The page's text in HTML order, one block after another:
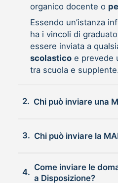
organico docente o
Essendo un’istanza
ha i vincoli di
essere inviata a
scolasticoe prevede
tra scuola e
2.
3. Chi può inviare la
4.
Come inviare le
a Disposizione?